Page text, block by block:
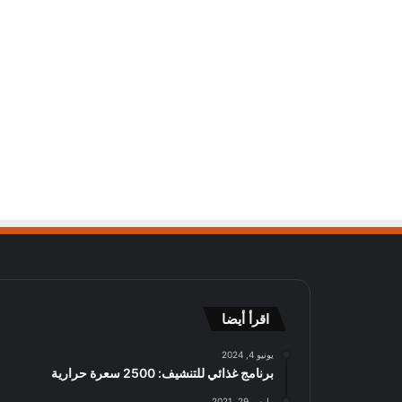
اقرأ أيضا
يونيو 4, 2024
برنامج غذائي للتنشيف: 2500 سعرة حرارية